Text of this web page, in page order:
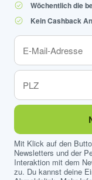
Wöchentlich die
Kein Cashback
Mit Klick auf den
Newsletters und der
Interaktion mit dem
zu. Du kannst deine